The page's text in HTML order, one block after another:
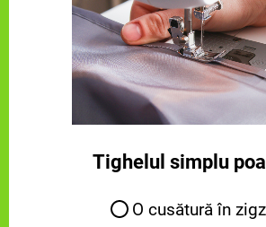
Tighelul simplu
O cusătură în